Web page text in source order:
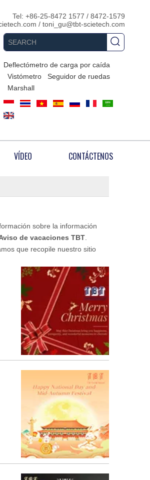
Tel: +86-25-8472 1577 / 8472-1579
/ toni_gu@tbt-scietech.com
Deflectómetro de carga por caída
Vistómetro
Seguidor de ruedas
Marshall
VÍDEO CONTÁCTENOS
sobre la información
de vacaciones TBT
que recopile nuestro sitio